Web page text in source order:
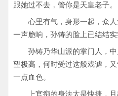
跟她过不去，管你是天皇老子。
心里有气，身形一起，众
一声脆响，孙铸的脸上已结结实
孙铸乃华山派的掌门人，
望极高，何时受过这般戏谑，
一点血色。
上官痴的身法太是快捷，